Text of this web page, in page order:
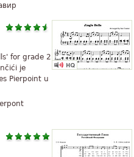
for grade 2
je
Pierpoint u